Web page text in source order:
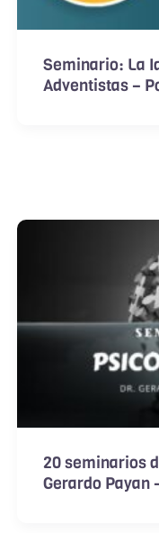
Seminario: La
Adventistas –
20 seminarios
Gerardo Payan